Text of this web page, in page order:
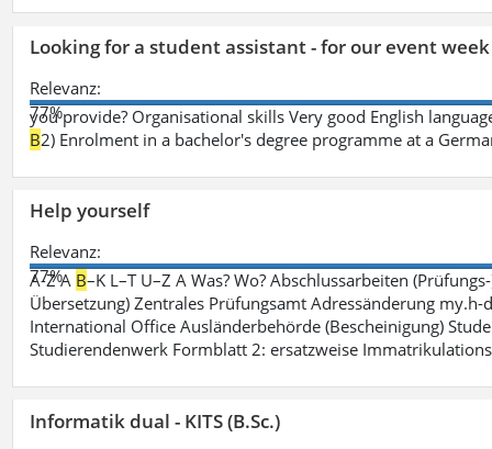
Looking for a student assistant - for our event week
Relevanz:
77%
you provide? Organisational skills Very good English
B2) Enrolment in a bachelor's degree programme at a
Help yourself
Relevanz:
77%
A-Z A B–K L–T U–Z A Was? Wo? Abschlussarbeiten
Übersetzung) Zentrales Prüfungsamt Adressänderung
International Office Ausländerbehörde (Bescheinigung)
Studierendenwerk Formblatt 2: ersatzweise
Informatik dual - KITS (B.Sc.)